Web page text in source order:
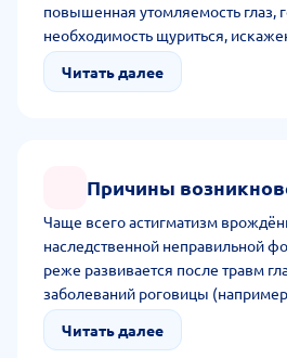
повышенная утомляемость глаз,
необходимость щуриться,
Читать далее
Причины
Чаще всего астигматизм
наследственной неправильной
реже развивается после травм
заболеваний роговицы
Читать далее